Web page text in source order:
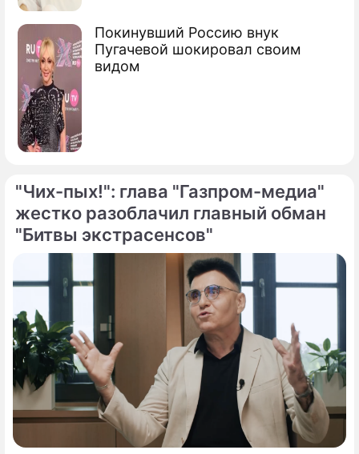
Покинувший Россию внук
Пугачевой шокировал своим
видом
"Чих-пых!": глава "Газпром-медиа"
жестко разоблачил главный обман
"Битвы экстрасенсов"